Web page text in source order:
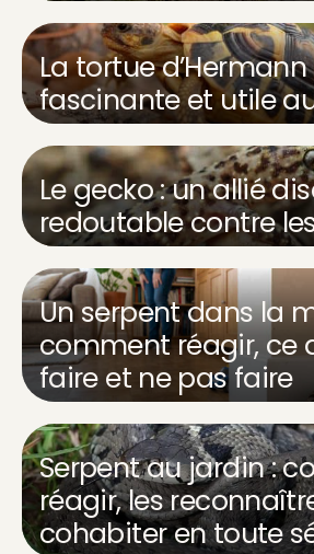
La tortue
fascinante et utile
Le gecko : un allié
redoutable contre
Un serpent dans la
comment réagir, ce
faire et ne pas faire
Serpent au jardin :
réagir, les
cohabiter en toute